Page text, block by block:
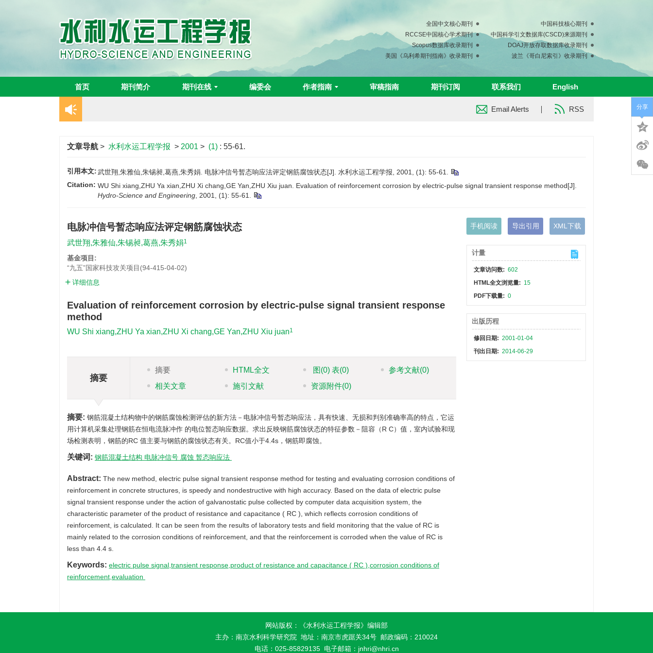
全国中文核心期刊
中国科技核心期刊
RCCSE中国核心学术期刊
中国科学引文数据库(CSCD)来源期刊
Scopus数据库收录期刊
DOAJ开放存取数据库收录期刊
美国《乌利希期刊指南》收录期刊
波兰《哥白尼索引》收录期刊
首页 期刊简介 期刊在线 编委会 作者指南 审稿指南 期刊订阅 联系我们 English
Email Alerts RSS
文章导航 > 水利水运工程学报 > 2001 > (1) : 55-61.
引用本文:武世翔,朱雅仙,朱锡昶,葛燕,朱秀娟. 电脉冲信号暂态响应法评定钢筋腐蚀状态[J]. 水利水运工程学报, 2001, (1): 55-61.
Citation: WU Shi xiang,ZHU Ya xian,ZHU Xi chang,GE Yan,ZHU Xiu juan. Evaluation of reinforcement corrosion by electric-pulse signal transient response method[J].
Hydro-Science and Engineering , 2001, (1): 55-61.
电脉冲信号暂态响应法评定钢筋腐蚀状态
武世翔,朱雅仙,朱锡昶,葛燕,朱秀娟1
基金项目:
“九五”国家科技攻关项目(94-415-04-02)
详细信息
Evaluation of reinforcement corrosion by electric-pulse signal transient response
method
WU Shi xiang,ZHU Ya xian,ZHU Xi chang,GE Yan,ZHU Xiu juan1
摘要
摘要 HTML全文 图 (0)表(0) 参考文献(0)
相关文章
施引文献 资源附件(0)
摘要: 钢筋混凝土结构物中的钢筋腐蚀检测评估的新方法－电脉冲信号暂态响应法，具有快速、无损和判别准确率高的特点，它运
用计算机采集处理钢筋在恒电流脉冲作 的电位暂态响应数据。求出反映钢筋腐蚀状态的特征参数－阻容（R C）值，室内试验和现
场检测表明，钢筋的RC 值主要与钢筋的腐蚀状态有关。RC值小于4.4s，钢筋即腐蚀。
关键词: 钢筋混凝土结构 电脉冲信号 腐蚀 暂态响应法
Abstract: The new method, electric pulse signal transient response method for testing and evaluating corrosion conditions of
reinforcement in concrete structures, is speedy and nondestructive with high accuracy. Based on the data of electric pulse
signal transient response under the action of galvanostatic pulse collected by computer data acquisition system, the
characteristic parameter of the product of resistance and capacitance ( RC ), which reflects corrosion conditions of
reinforcement, is calculated. It can be seen from the results of laboratory tests and field monitoring that the value of RC is
mainly related to the corrosion conditions of reinforcement, and that the reinforcement is corroded when the value of RC is
less than 4.4 s.
Keywords: electric pulse signal,transient response,product of resistance and capacitance ( RC ),corrosion conditions of
reinforcement,evaluation
手机阅读 导出引用 XML下载
计量
文章访问数: 602
HTML全文浏览量: 15
PDF下载量: 0
出版历程
修回日期: 2001-01-04
刊出日期: 2014-06-29
分享
网站版权：《水利水运工程学报》编辑部
主办：南京水利科学研究院 地址：南京市虎踞关34号 邮政编码：210024
电话：025-85829135 电子邮箱： jnhri@nhri.cn